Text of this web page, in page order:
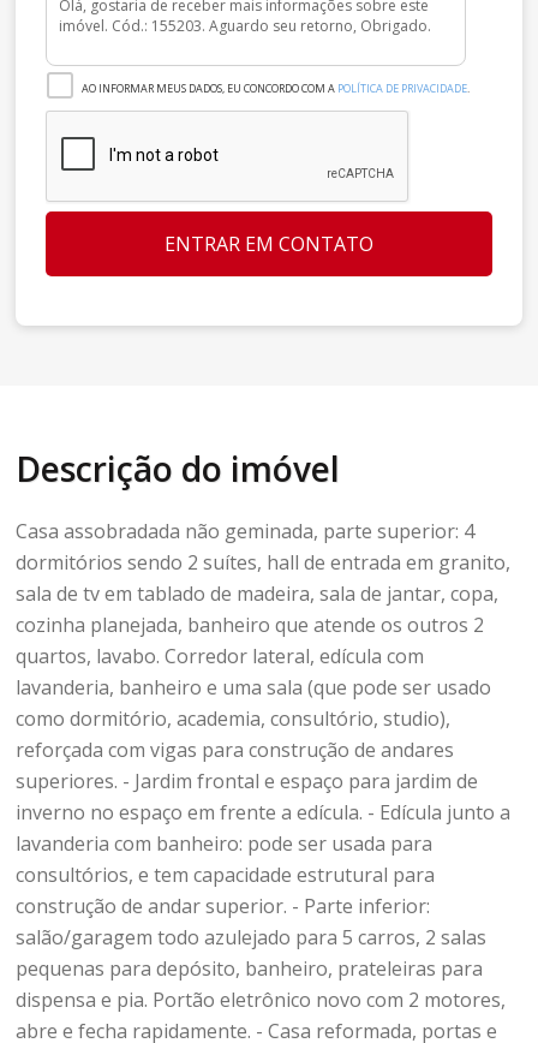
AO INFORMAR MEUS DADOS, EU CONCORDO COM A POLÍTICA DE PRIVACIDADE.
ENTRAR EM CONTATO
Descrição do imóvel
Casa assobradada não geminada, parte superior: 4
dormitórios sendo 2 suítes, hall de entrada em granito,
sala de tv em tablado de madeira, sala de jantar, copa,
cozinha planejada, banheiro que atende os outros 2
quartos, lavabo. Corredor lateral, edícula com
lavanderia, banheiro e uma sala (que pode ser usado
como dormitório, academia, consultório, studio),
reforçada com vigas para construção de andares
superiores. - Jardim frontal e espaço para jardim de
inverno no espaço em frente a edícula. - Edícula junto a
lavanderia com banheiro: pode ser usada para
consultórios, e tem capacidade estrutural para
construção de andar superior. - Parte inferior:
salão/garagem todo azulejado para 5 carros, 2 salas
pequenas para depósito, banheiro, prateleiras para
dispensa e pia. Portão eletrônico novo com 2 motores,
abre e fecha rapidamente. - Casa reformada, portas e